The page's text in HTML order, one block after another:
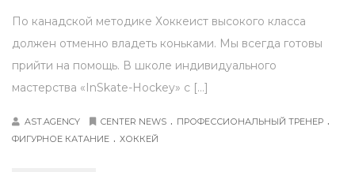
По канадской методике Хоккеист высокого класса
должен отменно владеть коньками. Мы всегда готовы
прийти на помощь. В школе индивидуального
мастерства «InSkate-Hockey» с […]
AST.AGENCY CENTER NEWS . ПРОФЕССИОНАЛЬНЫЙ ТРЕНЕР .
ФИГУРНОЕ КАТАНИЕ . ХОККЕЙ